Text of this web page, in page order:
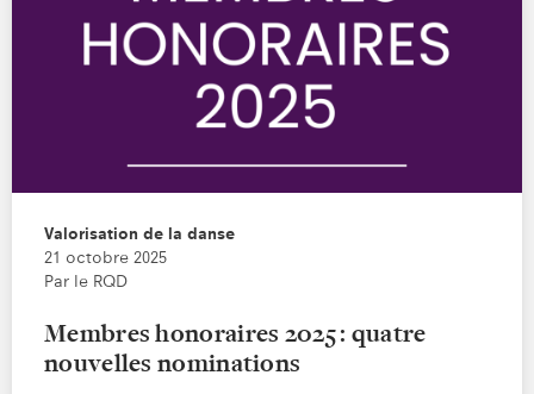
Valorisation de la danse
21 octobre 2025
Par le RQD
Membres honoraires 2025 : quatre
nouvelles nominations